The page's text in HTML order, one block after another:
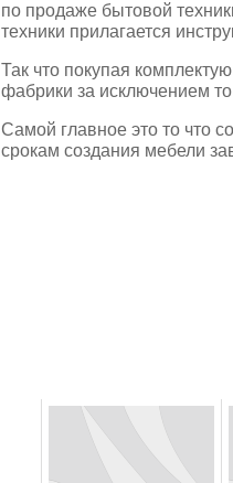
по продаже бытовой
техники прилагается
Так что покупая
фабрики за исключением
Самой главное это то что
срокам создания мебели